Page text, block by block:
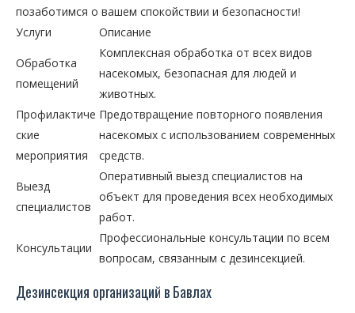
позаботимся о вашем спокойствии и безопасности!
Услуги
Описание
Обработка
помещений
Комплексная обработка от всех видов
насекомых, безопасная для людей и
животных.
Профилактиче
ские
мероприятия
Предотвращение повторного появления
насекомых с использованием современных
средств.
Выезд
специалистов
Оперативный выезд специалистов на
объект для проведения всех необходимых
работ.
Консультации
Профессиональные консультации по всем
вопросам, связанным с дезинсекцией.
Дезинсекция организаций в Бавлах